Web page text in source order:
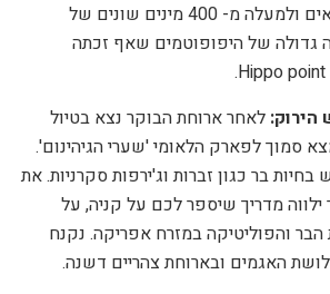
ציפורי פלמינגו, שקנאים ולמעלה מ- 400 מינים שונים של
גדולה של היפופוטמים שאף זכתה
Hippo point
.
לאחר ארוחת הבוקר נצא בטיול
סמוך לפארק הלאומי 'שערי הגיהינום'.
בחיות בר כגון זברות וג'ירפות סקרניות. את
ילווה מדריך שיספר לכם על קניה, על
הבר והפוליטיקה במזרח אפריקה. נקנח
האגמים ובארוחת צהריים דשנה.